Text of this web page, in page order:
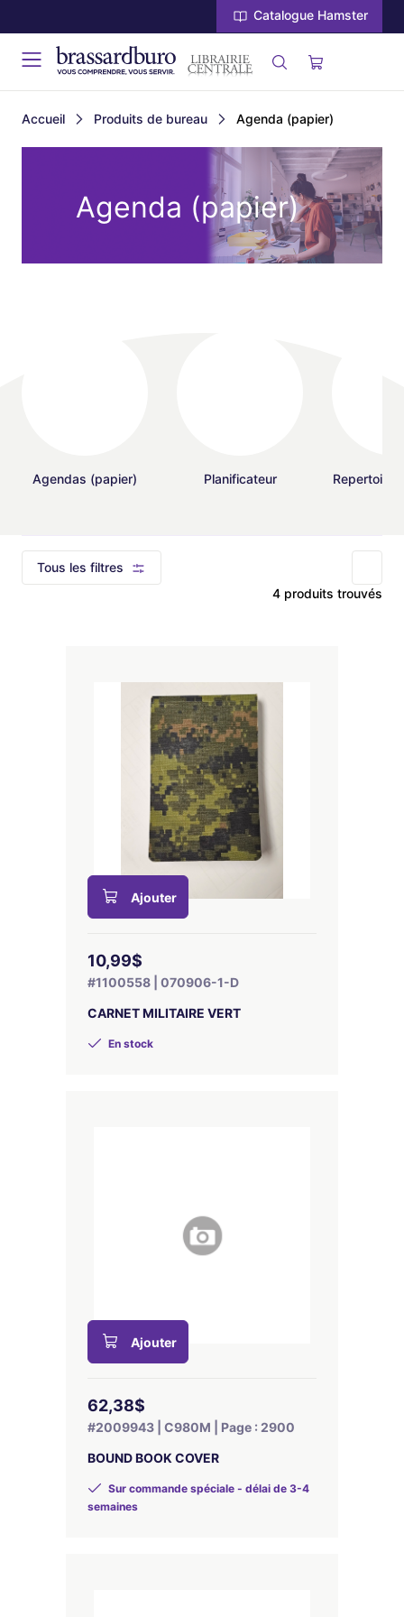
Catalogue Hamster
Accueil Produits de bureau Agenda (papier)
Agenda (papier)
Agendas (papier) Planificateur
Tous les filtres
4 produits trouvés
Ajouter
10,99$
#1100558 | 070906-1-D
CARNET MILITAIRE VERT
En stock
Ajouter
62,38$
#2009943 | C980M | Page : 2900
BOUND BOOK COVER
Sur commande spéciale - délai de 3-4
semaines